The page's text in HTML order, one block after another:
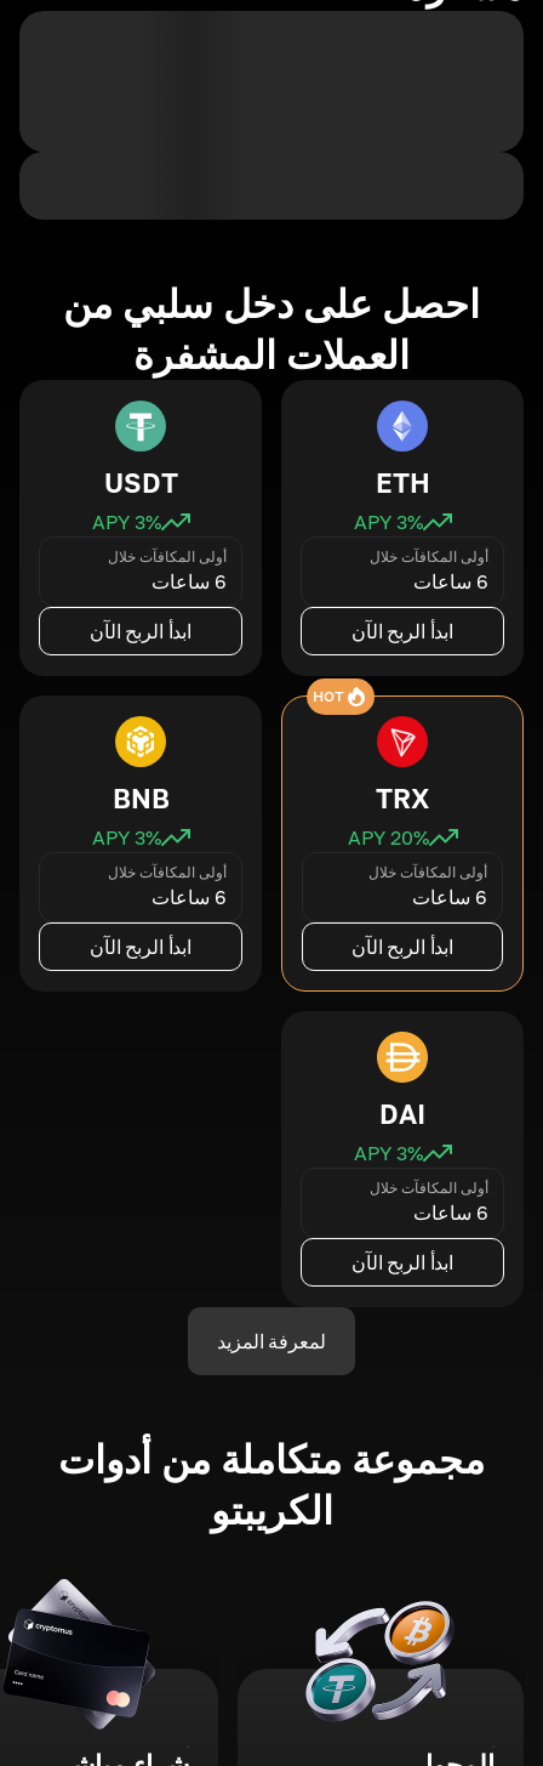
احصل على دخل سلبي من
العملات المشفرة
ETH
3% APY
أولى المكافآت خلال
6 ساعات
ابدأ الربح الآن
USDT
3% APY
أولى المكافآت خلال
6 ساعات
ابدأ الربح الآن
HOT
TRX
20% APY
أولى المكافآت خلال
6 ساعات
ابدأ الربح الآن
BNB
3% APY
أولى المكافآت خلال
6 ساعات
ابدأ الربح الآن
DAI
3% APY
أولى المكافآت خلال
6 ساعات
ابدأ الربح الآن
لمعرفة المزيد
مجموعة متكاملة من أدوات
الكريبتو